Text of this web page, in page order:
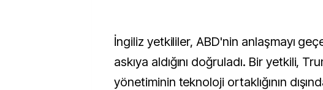
İngiliz yetkililer, ABD'nin anlaşmayı
askıya aldığını doğruladı. Bir yetkili,
yönetiminin teknoloji ortaklığının